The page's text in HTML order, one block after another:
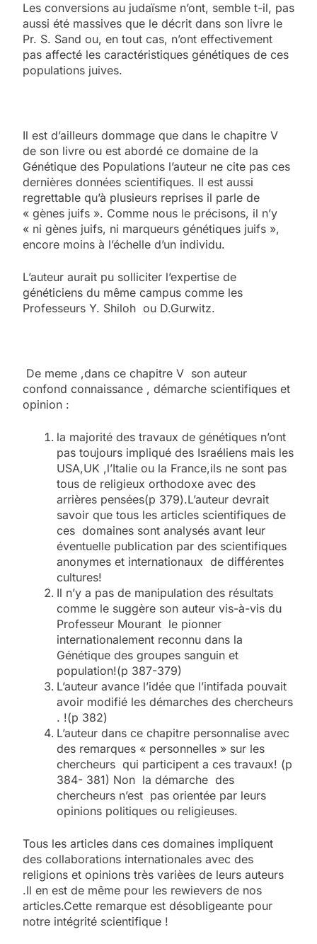
Les conversions au judaïsme n’ont, semble t-il, pas
aussi été massives que le décrit dans son livre le
Pr. S. Sand ou, en tout cas, n’ont effectivement
pas affecté les caractéristiques génétiques de ces
populations juives.
Il est d’ailleurs dommage que dans le chapitre V
de son livre ou est abordé ce domaine de la
Génétique des Populations l’auteur ne cite pas ces
dernières données scientifiques. Il est aussi
regrettable qu’à plusieurs reprises il parle de
« gènes juifs ». Comme nous le précisons, il n’y
« ni gènes juifs, ni marqueurs génétiques juifs »,
encore moins à l’échelle d’un individu.
L’auteur aurait pu solliciter l’expertise de
généticiens du même campus comme les
Professeurs Y. Shiloh ou D.Gurwitz.
De meme ,dans ce chapitre V son auteur
confond connaissance , démarche scientifiques et
opinion :
la majorité des travaux de génétiques n’ont
pas toujours impliqué des Israéliens mais les
USA,UK ,l’Italie ou la France,ils ne sont pas
tous de religieux orthodoxe avec des
arrières pensées(p 379).L’auteur devrait
savoir que tous les articles scientifiques de
ces domaines sont analysés avant leur
éventuelle publication par des scientifiques
anonymes et internationaux de différentes
cultures!
Il n’y a pas de manipulation des résultats
comme le suggère son auteur vis-à-vis du
Professeur Mourant le pionner
internationalement reconnu dans la
Génétique des groupes sanguin et
population!(p 387-379)
L’auteur avance l’idée que l’intifada pouvait
avoir modifié les démarches des chercheurs
. !(p 382)
L’auteur dans ce chapitre personnalise avec
des remarques « personnelles » sur les
chercheurs qui participent a ces travaux! (p
384- 381) Non la démarche des
chercheurs n’est pas orientée par leurs
opinions politiques ou religieuses.
Tous les articles dans ces domaines impliquent
des collaborations internationales avec des
religions et opinions très varièes de leurs auteurs
.Il en est de même pour les rewievers de nos
articles.Cette remarque est désobligeante pour
notre intégrité scientifique !